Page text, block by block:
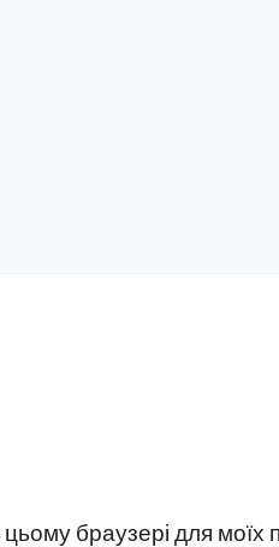
браузері для